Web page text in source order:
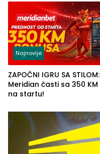
Najnovije
ZAPOČNI IGRU SA STILOM:
Meridian časti sa 350 KM
na startu!